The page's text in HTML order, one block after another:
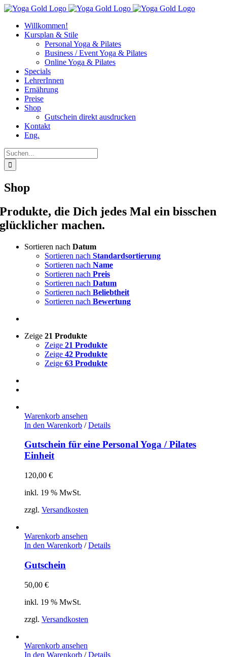
Zum
springenWillkommen!
Kursplan & Stile
Personal Yoga & Pilates
Business / Event Yoga & Pilates
Online Yoga & Pilates
Specials
LehrerInnen
Ernährung
Preise
Shop
Gutschein direkt ausdrucken
Kontakt
Eng.
Suche
nach:
Shop
Produkte, die Dich jedes Mal ein bisschen
glücklicher machen.
Sortieren nach Datum
Sortieren nach Standardsortierung
Sortieren nach Name
Sortieren nach Preis
Sortieren nach Datum
Sortieren nach Beliebtheit
Sortieren nach Bewertung
Zeige 21 Produkte
Zeige 21 Produkte
Zeige 42 Produkte
Zeige 63 Produkte
Warenkorb ansehen
In den Warenkorb / Details
Gutschein für eine Personal Yoga / Pilates
Einheit
120,00 €
inkl. 19 % MwSt.
zzgl. Versandkosten
Warenkorb ansehen
In den Warenkorb / Details
Gutschein
50,00 €
inkl. 19 % MwSt.
zzgl. Versandkosten
Warenkorb ansehen
In den Warenkorb / Details